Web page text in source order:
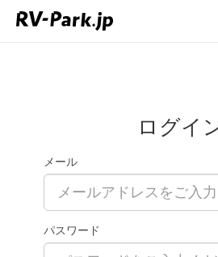
ログイ
メール
パスワード